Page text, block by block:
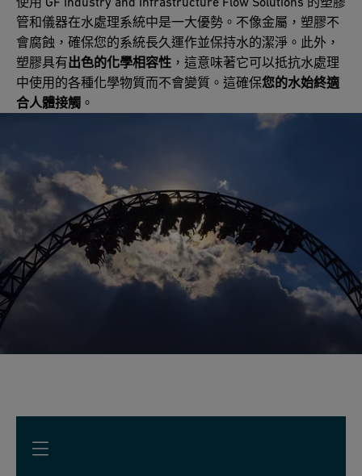
管和儀器在水處理系統中是一大優勢。不像金屬，塑膠不
會腐蝕，確保您的系統長久運作並保持水的潔淨。此外，
塑膠具有出色的化學相容性 ，這意味著它可以抵抗水處理
中使用的各種化學物質而不會變質。這確保您的水始終適
合人體接觸 。